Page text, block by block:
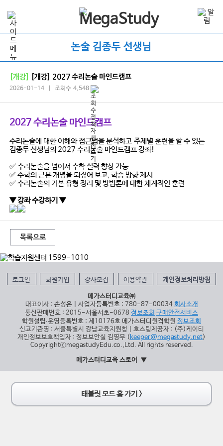
논술 김종두 선생님
[개강] [개강] 2027 수리논술 마인드캠프
2026-01-14 | 조회수 4,548
2027 수리논술 마인드캠프
수리논술에 대한 이해와 접근법을 분석하고주제별 훈련을 할 수 있는
김종두 선생님의 2027 수리논술 마인드캠프 강좌!
✅ 수리논술을 넘어서 수학 실력 향상 가능
✅ 수학의 근본 개념을 되짚어 보고, 학습 방향 제시
✅ 수리논술의 기본 유형 정리 및 방법론에 대한 체계적인 훈련
▼ 강좌 수강하기 ▼
목록으로
로그인 회원가입 강사모집 이용약관 개인정보처리방침
메가스터디교육㈜
대표이사 : 손성은 | 사업자등록번호 : 780-87-00034 회사소개
통신판매번호 : 2015-서울서초-0678 정보조회 구매안전서비스
학원설립∙운영등록번호 : 제10176호 메가스터디원격학원 정보조회
신고기관명 : 서울특별시 강남교육지원청 | 호스팅제공자 : (주)케이티
개인정보보호책임자 : 정보보안실 김영무 (keeper@megastudy.net)
CopyrightⓒmegastudyEdu.co.,Ltd. All rights reserved.
메가스터디교육 스토어
태블릿 모드 홈 가기 >